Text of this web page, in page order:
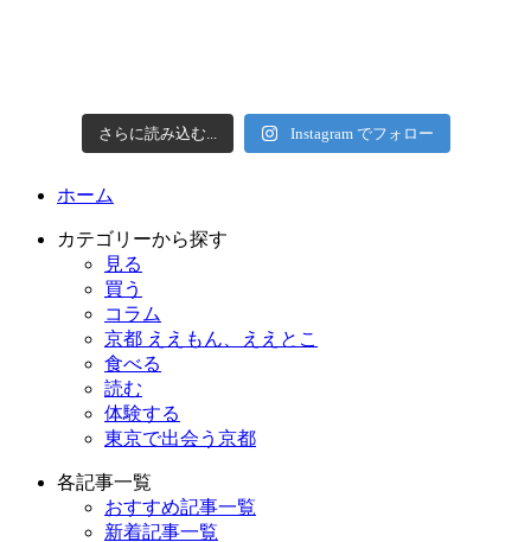
さらに読み込む... Instagram でフォロー
ホーム
カテゴリーから探す
見る
買う
コラム
京都 ええもん、ええとこ
食べる
読む
体験する
東京で出会う京都
各記事一覧
おすすめ記事一覧
新着記事一覧